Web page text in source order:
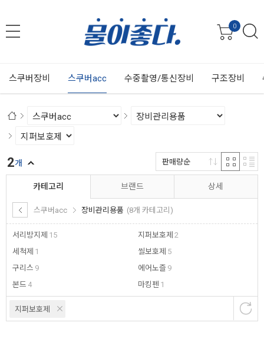
0
스쿠버장비 스쿠버acc 수중촬영/통신장비 구조장비
카테고리
스쿠버acc 장비관리용품 (8개 카테고리)
서리방지제 15
세척제 1
구리스 9
본드 4
지퍼보호제 2
씰보호제 5
에어노즐 9
마킹펜 1
브랜드 상세
지퍼보호제
2개 판매량순